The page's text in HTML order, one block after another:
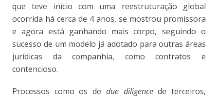
que teve início com uma reestruturação global
ocorrida há cerca de 4 anos, se mostrou promissora
e agora está ganhando mais corpo, seguindo o
sucesso de um modelo já adotado para outras áreas
jurídicas da companhia, como contratos e
contencioso.
Processos como os de due diligencede terceiros,